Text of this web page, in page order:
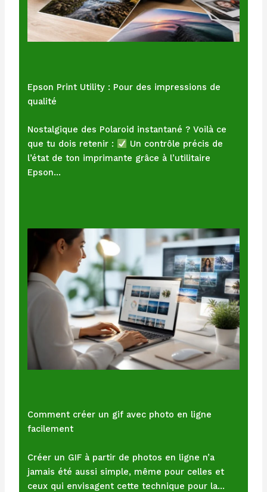
Epson Print Utility : Pour des impressions de
qualité
Nostalgique des Polaroid instantané ? Voilà ce
que tu dois retenir :
Un contrôle précis de
l’état de ton imprimante grâce à l’utilitaire
Epson…
Comment créer un gif avec photo en ligne
facilement
Créer un GIF à partir de photos en ligne n’a
jamais été aussi simple, même pour celles et
ceux qui envisagent cette technique pour la…